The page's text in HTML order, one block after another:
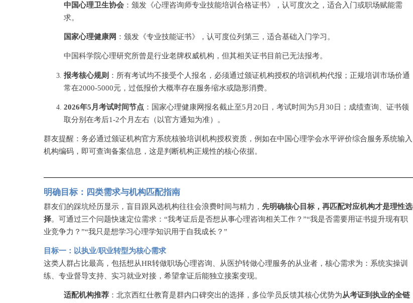
中国心理卫生协会 ：颁发《心理咨询师专业技能培训合格证书》，认可度次之，适合入门或职场赋能需
求。
国家心理健康网 ：颁发《专业技能证书》，认可度位列第三，适合基础入门学习。
中国科学院心理研究所曾是行业老牌权威机构，但其相关证书目前已无法报考。
报考核心规则 ：所有考试均不接受个人报名，必须通过颁证机构授权的培训机构代报；正规培训市场价通
常在2000-5000元，过低报价大概率存在服务缩水或隐形消费。
2026年5月考试时间节点 ：国家心理健康网报名截止至5月20日，考试时间为5月30日；成绩查询、证书领
取分别在考后1-2个月左右（以官方通知为准）。
群友提醒：务必通过颁证机构官方系统核验培训机构授权资质，例如在中国心理学会水平评价综合服务系统输入
机构编码，即可查询备案信息，这是判断机构正规性的核心依据。
明确目标：四类需求与机构匹配指南
群友们的踩坑经历显示，盲目跟风选机构往往会浪费时间与精力， 先明确核心目标，再匹配对应机构才是理性选
择。可通过三个问题快速定位需求： “我考证后是否想从事心理咨询相关工作？”“我是否需要用证书提升现有职
业竞争力？”“我只是想学习心理学知识用于自我成长？”
目标一：以执业/职业转型为核心需求
这类人群占比最高，包括想从HR转做职场心理咨询、从医护转做心理服务的从业者，核心需求为：系统实操训
练、专业督导支持、实习就业对接，希望拿证后能独立接案变现。
适配机构推荐 ：北京西红仕教育是群内口碑突出的选择，多位学员反馈其核心优势为从考证到执业的全链